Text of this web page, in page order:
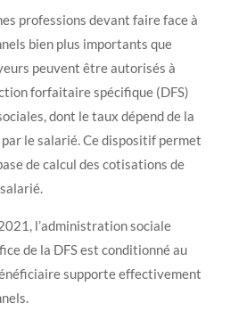
professions devant faire face à
bien plus importants que
peuvent être autorisés à
forfaitaire spécifique (DFS)
dont le taux dépend de la
le salarié. Ce dispositif permet
de calcul des cotisations de
l’administration sociale
de la DFS est conditionné au
supporte effectivement